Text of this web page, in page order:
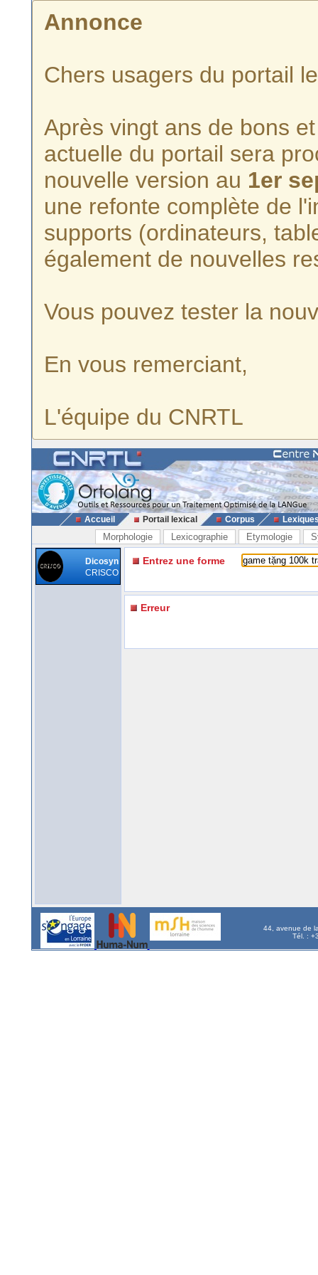
Annonce
Chers usagers du portail
Après vingt ans de bons
actuelle du portail sera
nouvelle version au 1er
une refonte complète de
supports (ordinateurs,
également de nouvelles
Vous pouvez tester la
En vous remerciant,
L'équipe du CNRTL
Accueil Portail lexical Corpus
Morphologie Lexicographie Etymologie
Dicosyn
CRISCO
Entrez une forme
Erreur
44, avenue de
Tél. :